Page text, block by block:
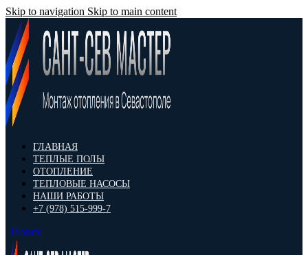
Skip to navigation Skip to main content
ГЛАВНАЯ
ТЕПЛЫЕ ПОЛЫ
ОТОПЛЕНИЕ
ТЕПЛОВЫЕ НАСОСЫ
НАШИ РАБОТЫ
+7 (978) 515-999-7
Поиск